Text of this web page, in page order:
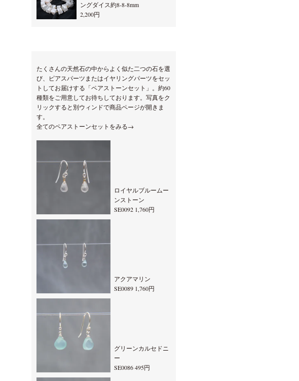
ングダイス約8-8-8mm
2,200円
たくさんの天然石の中からよく似た二つの石を選
び、ピアスパーツまたはイヤリングパーツをセッ
トしてお届けする「ペアストーンセット」。約60
種類をご用意してお待ちしております。写真をク
リックすると別ウィンドで商品ページが開きま
す。
全てのペアストーンセットをみる→
ロイヤルブルームー
ンストーン
SE0092 1,760円
アクアマリン
SE0089 1,760円
グリーンカルセドニ
ー
SE0086 495円